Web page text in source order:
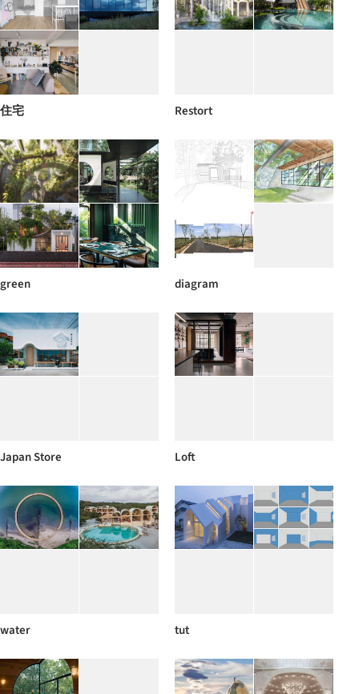
住宅 Restort
green diagram
Japan Store Loft
water tut